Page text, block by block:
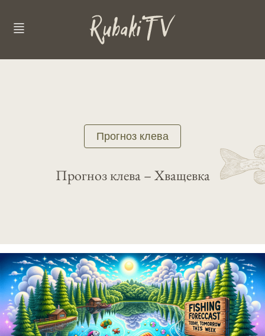
Прогноз клева
Прогноз клева – Хващевка